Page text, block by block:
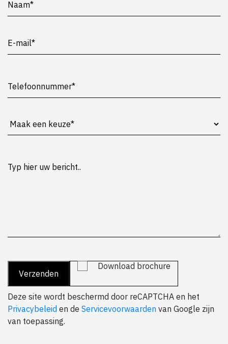
Download brochure
Deze site wordt beschermd door reCAPTCHA en het
Privacybeleid en de Servicevoorwaarden van Google zijn
van toepassing.